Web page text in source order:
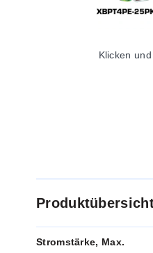
Klicken
Stromstärke, Max.